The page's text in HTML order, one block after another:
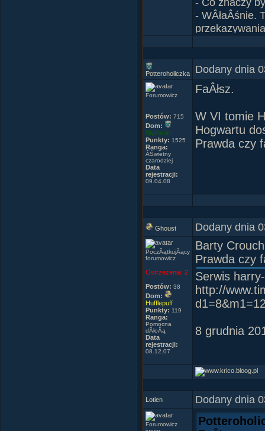
- WÂłaÂśnie.
- KaÂżdy z
- Bo wszyscy,
Paulo
Potteroholiczka Dodany dnia
Forumowicz
Postów: 715
Dom:
Slytherin
Punkty: 1525
Ranga:
ÂŚwietny
czarodziej
Data
rejestracji:
09.04.08
FaÂłsz.
W VI tomie
Hogwartu
Prawda czy
Ghoust Dodany dnia
PoczÂątkujÂący
forumowicz
Ostrzeżenia: 2
Postów: 38
Dom:
Hufflepuff
Punkty: 119
Ranga:
Pomocna
dÂłoĂą
Data
rejestracji:
08.12.07
Barty
Prawda czy
Serwis
http://
8 grudnia
Lotien Dodany dnia
Forumowicz